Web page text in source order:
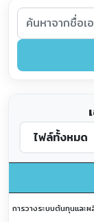
การวางระบบต้นทุนและ